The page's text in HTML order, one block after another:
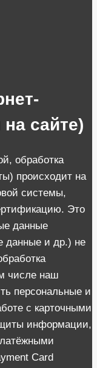
сайте)
обработка
происходит на
системы,
Это
данные
данные и др.) не
числе наш
персональные и
с карточными
информации,
Card